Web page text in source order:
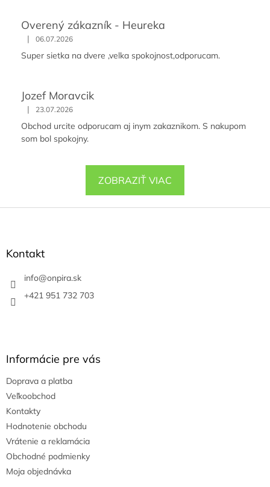
Overený zákazník - Heureka
| 06.07.2026
Super sietka na dvere ,velka spokojnost,odporucam.
Jozef Moravcik
| 23.07.2026
Obchod urcite odporucam aj inym zakaznikom. S nakupom
som bol spokojny.
ZOBRAZIŤ VIAC
Z
Kontakt
info@onpira.sk
+421 951 732 703
Informácie pre vás
Doprava a platba
Veľkoobchod
Kontakty
Hodnotenie obchodu
Vrátenie a reklamácia
Obchodné podmienky
Moja objednávka